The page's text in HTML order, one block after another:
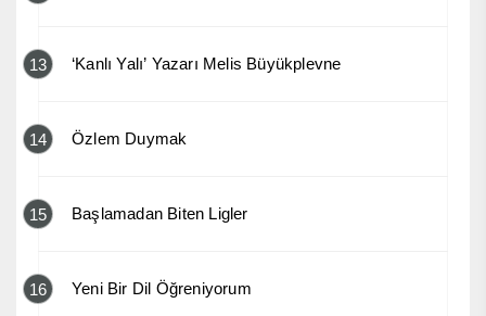
13 ‘Kanlı Yalı’ Yazarı Melis Büyükplevne
14 Özlem Duymak
15 Başlamadan Biten Ligler
16 Yeni Bir Dil Öğreniyorum